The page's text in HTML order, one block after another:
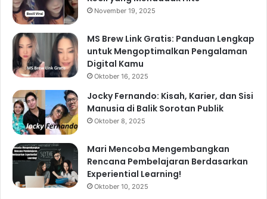
November 19, 2025
MS Brew Link Gratis: Panduan Lengkap
untuk Mengoptimalkan Pengalaman
Digital Kamu
Oktober 16, 2025
Jocky Fernando: Kisah, Karier, dan Sisi
Manusia di Balik Sorotan Publik
Oktober 8, 2025
Mari Mencoba Mengembangkan
Rencana Pembelajaran Berdasarkan
Experiential Learning!
Oktober 10, 2025